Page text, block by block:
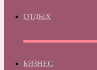
ОТДЫХ
БИЗНЕС